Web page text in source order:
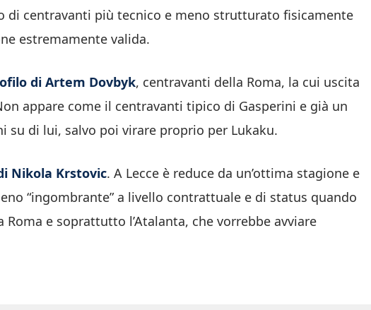
di centravanti più tecnico e meno strutturato fisicamente
estremamente valida.
di Artem Dovbyk, centravanti della Roma, la cui uscita
appare come il centravanti tipico di Gasperini e già un
su di lui, salvo poi virare proprio per Lukaku.
Nikola Krstovic. A Lecce è reduce da un’ottima stagione e
“ingombrante” a livello contrattuale e di status quando
e soprattutto l’Atalanta, che vorrebbe avviare